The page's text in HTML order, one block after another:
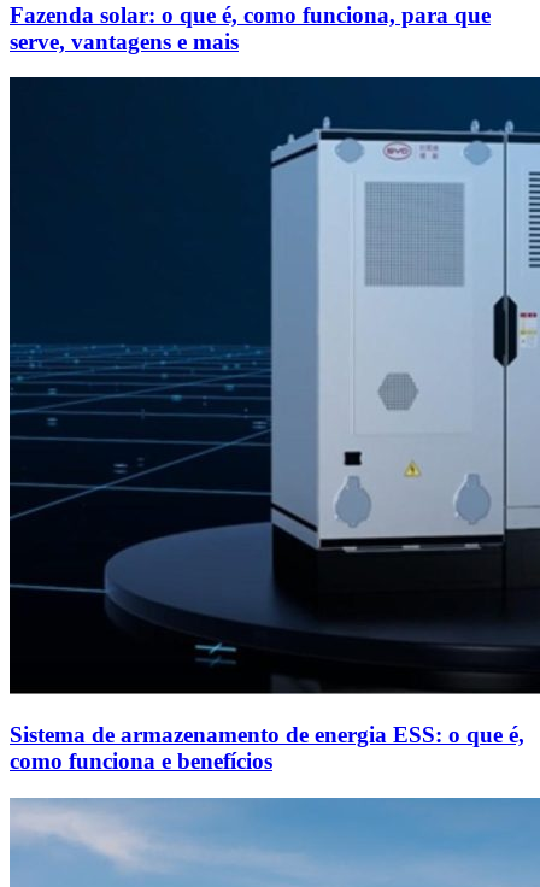
Fazenda solar: o que é, como funciona, para que
serve, vantagens e mais
Sistema de armazenamento de energia ESS: o que é,
como funciona e benefícios